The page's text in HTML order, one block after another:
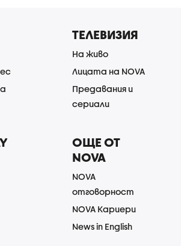
ТЕЛЕВИЗИЯ
На живо
Лицата на NOVA
Предавания и
сериали
ОЩЕ ОТ
NOVA
NOVA
отговорност
NOVA Кариери
News in English